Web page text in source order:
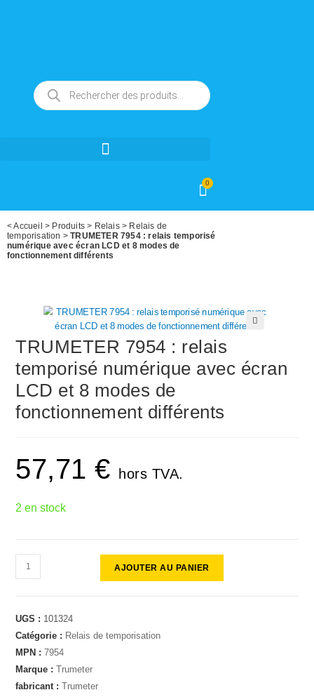
0
<Accueil > Produits > Relais> Relais de
temporisation >TRUMETER 7954 : relais temporisé
numérique avec écran LCD et 8 modes de
fonctionnement différents
TRUMETER 7954 : relais
temporisé numérique avec écran
LCD et 8 modes de
fonctionnement différents
57,71€ hors TVA.
2 en stock
AJOUTER AU PANIER
UGS : 101324
Catégorie : Relais de temporisation
MPN :7954
Marque :Trumeter
fabricant :Trumeter